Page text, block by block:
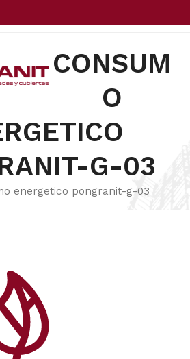
CONSUM
O
G-03
energetico pongranit-g-03